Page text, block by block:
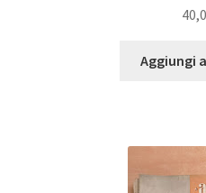
Aggiungi